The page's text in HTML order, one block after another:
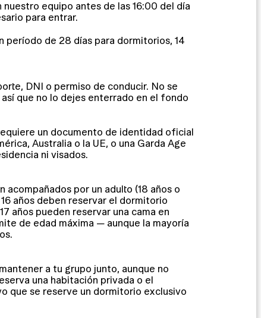
equipo antes de las 16:00 del día
para entrar.
período de 28 días para dormitorios, 14
DNI o permiso de conducir. No se
que no lo dejes enterrado en el fondo
un documento de identidad oficial
Australia o la UE, o una Garda Age
ni visados.
acompañados por un adulto (18 años o
años deben reservar el dormitorio
años pueden reservar una cama en
de edad máxima — aunque la mayoría
a tu grupo junto, aunque no
una habitación privada o el
que se reserve un dormitorio exclusivo